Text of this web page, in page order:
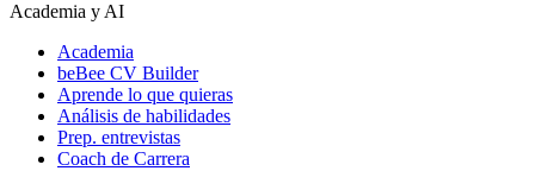
Academia y AI
Academia
beBee CV Builder
Aprende lo que quieras
Análisis de habilidades
Prep. entrevistas
Coach de Carrera